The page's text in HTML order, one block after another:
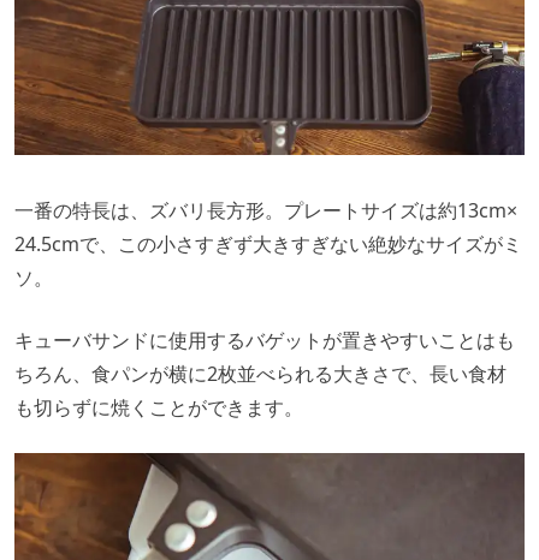
一番の特長は、ズバリ長方形。プレートサイズは約13cm×
24.5cmで、この小さすぎず大きすぎない絶妙なサイズがミ
ソ。
キューバサンドに使用するバゲットが置きやすいことはも
ちろん、食パンが横に2枚並べられる大きさで、長い食材
も切らずに焼くことができます。